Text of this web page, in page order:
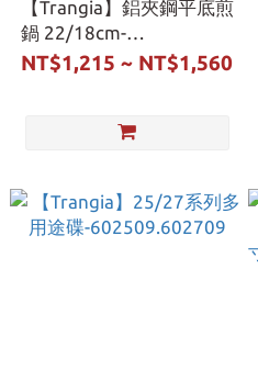
【Trangia】鋁夾鋼平底煎
鍋 22/18cm-
602521.602721
NT$1,215 ~ NT$1,560